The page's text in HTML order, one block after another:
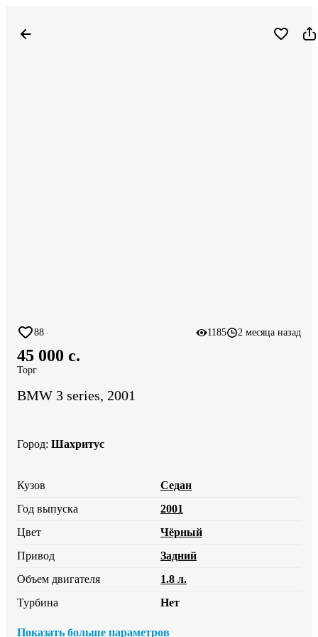
88 1185 2 месяца назад
45 000 c.
Торг
BMW 3 series, 2001
Город: Шахритус
Кузов
Седан
Год выпуска
2001
Цвет
Чёрный
Привод
Задний
Объем двигателя
1.8 л.
Турбина
Нет
Показать больше параметров